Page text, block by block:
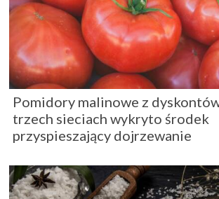
Pomidory malinowe z
trzech sieciach wykryto środek
przyspieszający dojrzewanie